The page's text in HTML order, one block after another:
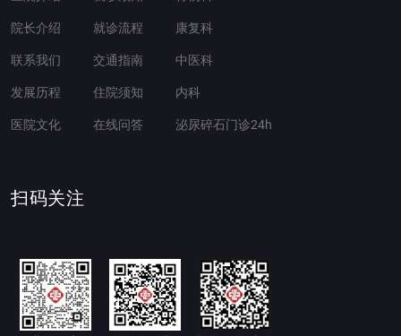
院长介绍
联系我们
发展历程
医院文化
就诊流程
交通指南
住院须知
在线问答
康复科
中医科
内科
泌尿碎石门诊24h
扫码关注